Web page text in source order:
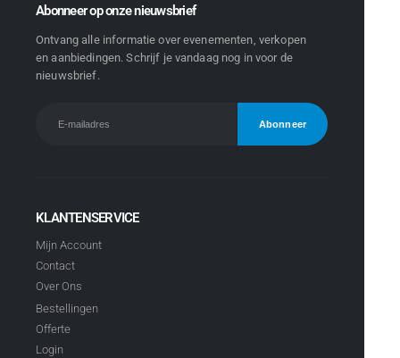
Abonneer op onze nieuwsbrief
Ontvang alle informatie over evenementen, verkopen
en aanbiedingen. Schrijf je vandaag nog in voor de
nieuwsbrief.
KLANTENSERVICE
Mijn Account
Contact
Over Ons
Bestellingen
Offerte
Login